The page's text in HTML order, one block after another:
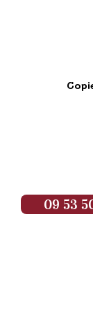
09 53